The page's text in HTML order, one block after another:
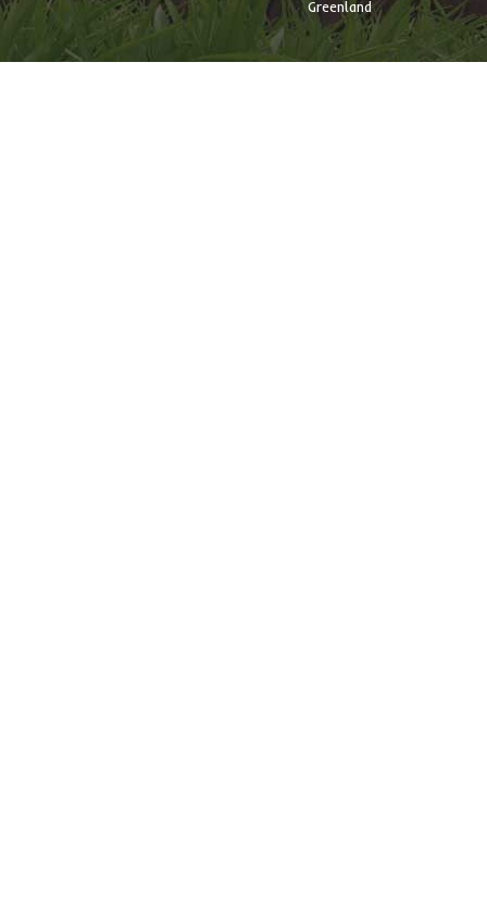
Greenland